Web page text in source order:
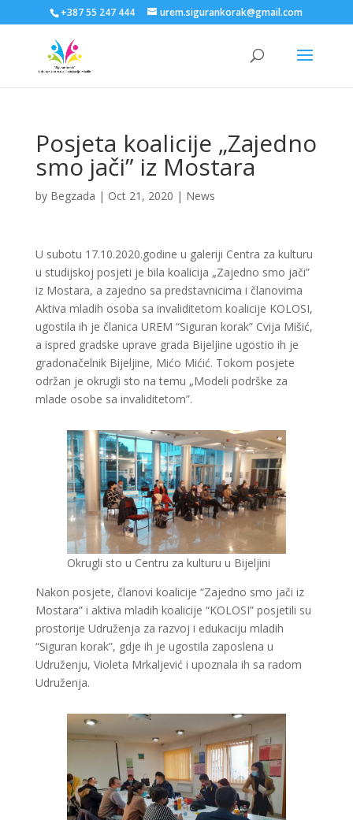
+387 55 247 444 urem.sigurankorak@gmail.com
Posjeta koalicije „Zajedno
smo jači” iz Mostara
by Begzada | Oct 21, 2020 | News
U subotu 17.10.2020.godine u galeriji Centra za kulturu
u studijskoj posjeti je bila koalicija „Zajedno smo jači”
iz Mostara, a zajedno sa predstavnicima i članovima
Aktiva mladih osoba sa invaliditetom koalicije KOLOSI,
ugostila ih je članica UREM “Siguran korak” Cvija Mišić,
a ispred gradske uprave grada Bijeljine ugostio ih je
gradonačelnik Bijeljine, Mićo Mićić. Tokom posjete
održan je okrugli sto na temu „Modeli podrške za
mlade osobe sa invaliditetom”.
Okrugli sto u Centru za kulturu u Bijeljini
Nakon posjete, članovi koalicije “Zajedno smo jači iz
Mostara” i aktiva mladih koalicije “KOLOSI” posjetili su
prostorije Udruženja za razvoj i edukaciju mladih
“Siguran korak”, gdje ih je ugostila zaposlena u
Udruženju, Violeta Mrkaljević i upoznala ih sa radom
Udruženja.